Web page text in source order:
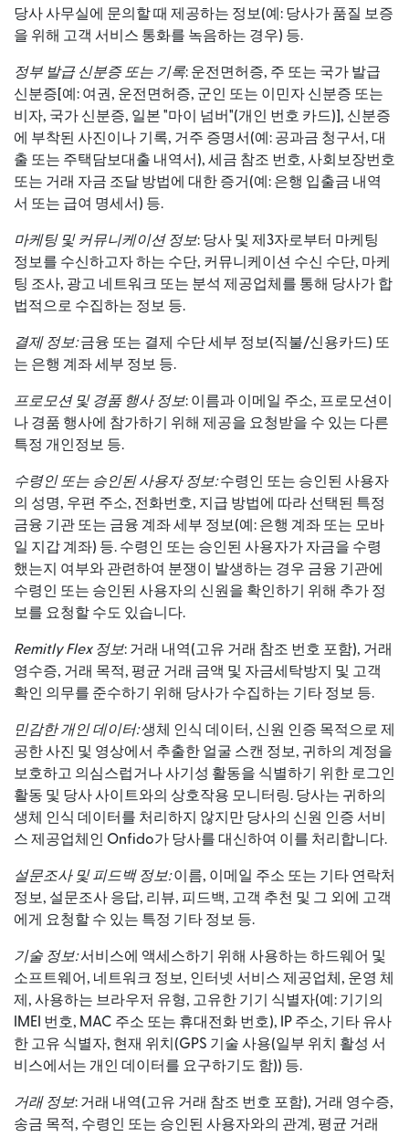
당사 사무실에 문의할 때 제공하는 정보(예: 당사가 품질 보증
을 위해 고객 서비스 통화를 녹음하는 경우) 등.
정부 발급 신분증 또는 기록: 운전면허증, 주 또는 국가 발급
신분증[예: 여권, 운전면허증, 군인 또는 이민자 신분증 또는
비자, 국가 신분증, 일본 "마이 넘버"(개인 번호 카드)], 신분증
에 부착된 사진이나 기록, 거주 증명서(예: 공과금 청구서, 대
출 또는 주택담보대출 내역서), 세금 참조 번호, 사회보장번호
또는 거래 자금 조달 방법에 대한 증거(예: 은행 입출금 내역
서 또는 급여 명세서) 등.
마케팅 및 커뮤니케이션 정보: 당사 및 제3자로부터 마케팅
정보를 수신하고자 하는 수단, 커뮤니케이션 수신 수단, 마케
팅 조사, 광고 네트워크 또는 분석 제공업체를 통해 당사가 합
법적으로 수집하는 정보 등.
결제 정보:금융 또는 결제 수단 세부 정보(직불/신용카드) 또
는 은행 계좌 세부 정보 등.
프로모션 및 경품 행사 정보: 이름과 이메일 주소, 프로모션이
나 경품 행사에 참가하기 위해 제공을 요청받을 수 있는 다른
특정 개인정보 등.
수령인 또는 승인된 사용자 정보:수령인 또는 승인된 사용자
의 성명, 우편 주소, 전화번호, 지급 방법에 따라 선택된 특정
금융 기관 또는 금융 계좌 세부 정보(예: 은행 계좌 또는 모바
일 지갑 계좌) 등. 수령인 또는 승인된 사용자가 자금을 수령
했는지 여부와 관련하여 분쟁이 발생하는 경우 금융 기관에
수령인 또는 승인된 사용자의 신원을 확인하기 위해 추가 정
보를 요청할 수도 있습니다.
Remitly Flex 정보: 거래 내역(고유 거래 참조 번호 포함), 거래
영수증, 거래 목적, 평균 거래 금액 및 자금세탁방지 및 고객
확인 의무를 준수하기 위해 당사가 수집하는 기타 정보 등.
민감한 개인 데이터:생체 인식 데이터, 신원 인증 목적으로 제
공한 사진 및 영상에서 추출한 얼굴 스캔 정보, 귀하의 계정을
보호하고 의심스럽거나 사기성 활동을 식별하기 위한 로그인
활동 및 당사 사이트와의 상호작용 모니터링. 당사는 귀하의
생체 인식 데이터를 처리하지 않지만 당사의 신원 인증 서비
스 제공업체인 Onfido가 당사를 대신하여 이를 처리합니다.
설문조사 및 피드백 정보:이름, 이메일 주소 또는 기타 연락처
정보, 설문조사 응답, 리뷰, 피드백, 고객 추천 및 그 외에 고객
에게 요청할 수 있는 특정 기타 정보 등.
기술 정보:서비스에 액세스하기 위해 사용하는 하드웨어 및
소프트웨어, 네트워크 정보, 인터넷 서비스 제공업체, 운영 체
제, 사용하는 브라우저 유형, 고유한 기기 식별자(예: 기기의
IMEI 번호, MAC 주소 또는 휴대전화 번호), IP 주소, 기타 유사
한 고유 식별자, 현재 위치(GPS 기술 사용(일부 위치 활성 서
비스에서는 개인 데이터를 요구하기도 함)) 등.
거래 정보: 거래 내역(고유 거래 참조 번호 포함), 거래 영수증,
송금 목적, 수령인 또는 승인된 사용자와의 관계, 평균 거래